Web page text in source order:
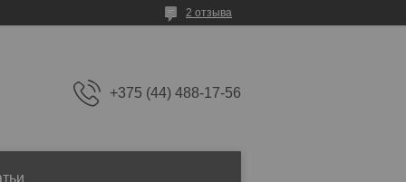
2 отзыва
+375 (44) 488-17-56